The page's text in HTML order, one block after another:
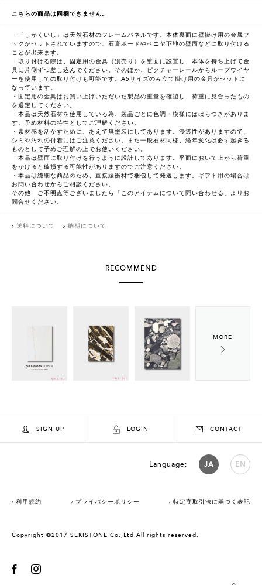
こちらの商品は同梱できません。
・「しかくいし」は天然石材のフレームパネルです。本体裏面に壁掛け用の金属フ
ックがセットされていますので、石膏ボードやベニヤ下地の壁面などに取り付ける
ことが出来ます。
・取り付ける際は、固定用の金具（別売り）を壁面に設置し、本体を持ち上げて金
具に片側ずつ差し込んでください。そのほか、ピクチャーレールからループワイヤ
ーを使用しての取り付けも可能です。A5サイズのみ立て掛け用の金具がセットに
なっています。
・固定用の金具はお買い上げいただいた製品の重量を確認し、荷重に見合ったもの
を選定してください。
・本品は天然石材を使用している為、製品ごとに色調・模様にはばらつきがありま
す。予め材料の特性としてご理解ください。
・素材感を活かすために、あえて無塗装にしてあります。浸透性がありますので、
シミや汚れの付着にはご注意ください。また一般石材同様、経年変化は必ず起きる
ものとして予めご理解の上でお使いください。
・本品は壁面に取り付けを行うように設計してあります。平面において上から荷重
をかけると破損する可能性がありますのでご注意ください。
・本品は繊細な商品のため、直接緩衝材で梱包して発送します。ギフト用の場合は
お問い合わせからご相談ください。
その他 ご不明点等ございましたら「このアイテムについて問い合わせる」よりお
問合せください。
送料について 納期について
RECOMMEND
SIGN UP LOGIN CONTACT
Language: JA EN
利用規約 プライバシーポリシー 特定商取引法に基づく表記
Copyright ©2017 SEKISTONE Co.,Ltd.All rights reserved.